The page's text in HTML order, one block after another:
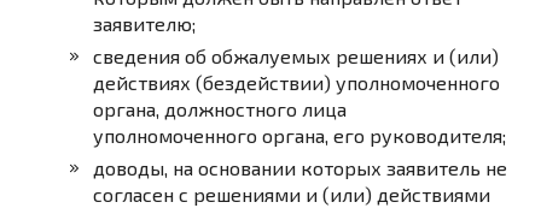
заявителю;
сведения об обжалуемых решениях и (или)
действиях (бездействии) уполномоченного
органа, должностного лица
уполномоченного органа, его руководителя;
доводы, на основании которых заявитель не
согласен с решениями и (или) действиями